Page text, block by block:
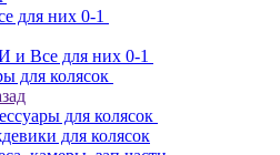
для них 0-1
Все для них 0-1
для колясок
для колясок
для колясок